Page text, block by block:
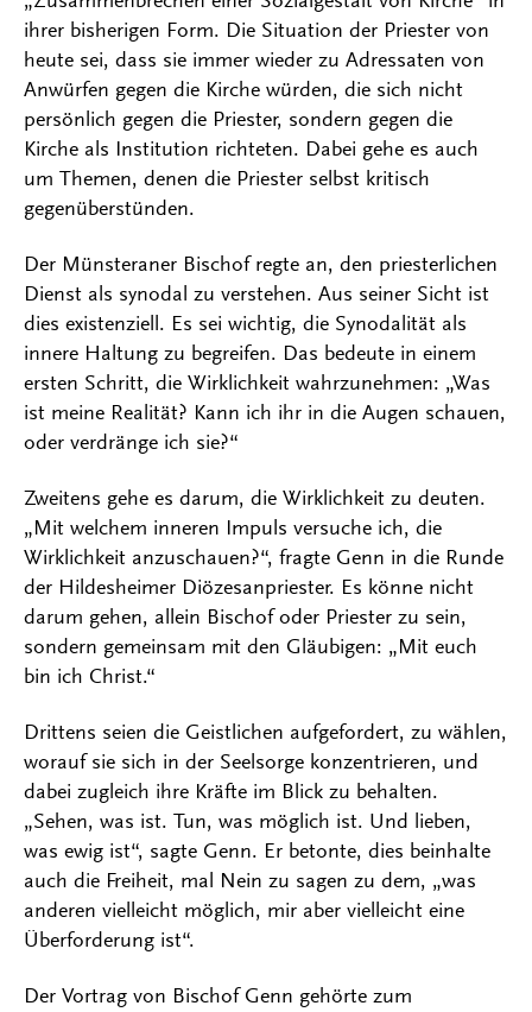
ihrer bisherigen Form. Die Situation der Priester von
heute sei, dass sie immer wieder zu Adressaten von
Anwürfen gegen die Kirche würden, die sich nicht
persönlich gegen die Priester, sondern gegen die
Kirche als Institution richteten. Dabei gehe es auch
um Themen, denen die Priester selbst kritisch
gegenüberstünden.
Der Münsteraner Bischof regte an, den priesterlichen
Dienst als synodal zu verstehen. Aus seiner Sicht ist
dies existenziell. Es sei wichtig, die Synodalität als
innere Haltung zu begreifen. Das bedeute in einem
ersten Schritt, die Wirklichkeit wahrzunehmen: „Was
ist meine Realität? Kann ich ihr in die Augen schauen,
oder verdränge ich sie?“
Zweitens gehe es darum, die Wirklichkeit zu deuten.
„Mit welchem inneren Impuls versuche ich, die
Wirklichkeit anzuschauen?“, fragte Genn in die Runde
der Hildesheimer Diözesanpriester. Es könne nicht
darum gehen, allein Bischof oder Priester zu sein,
sondern gemeinsam mit den Gläubigen: „Mit euch
bin ich Christ.“
Drittens seien die Geistlichen aufgefordert, zu wählen,
worauf sie sich in der Seelsorge konzentrieren, und
dabei zugleich ihre Kräfte im Blick zu behalten.
„Sehen, was ist. Tun, was möglich ist. Und lieben,
was ewig ist“, sagte Genn. Er betonte, dies beinhalte
auch die Freiheit, mal Nein zu sagen zu dem, „was
anderen vielleicht möglich, mir aber vielleicht eine
Überforderung ist“.
Der Vortrag von Bischof Genn gehörte zum